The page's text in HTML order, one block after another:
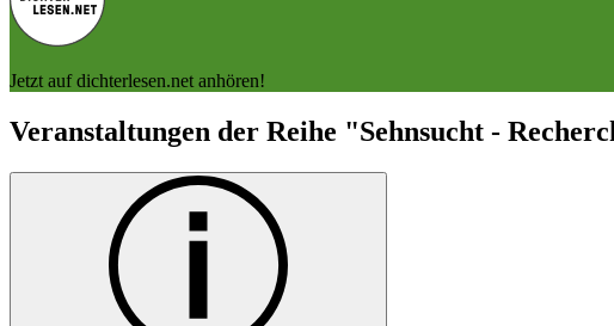
Jetzt auf dichterlesen.net anhören!
Veranstaltungen der Reihe "Sehnsucht -